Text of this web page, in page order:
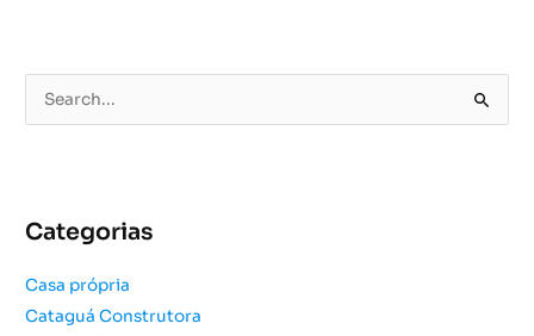
e
i
a
r
Categorias
Casa própria
Cataguá Construtora